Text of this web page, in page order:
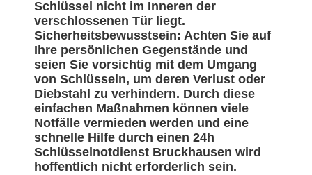
Schlüssel nicht im Inneren der
verschlossenen Tür liegt.
Sicherheitsbewusstsein: Achten Sie auf
Ihre persönlichen Gegenstände und
seien Sie vorsichtig mit dem Umgang
von Schlüsseln, um deren Verlust oder
Diebstahl zu verhindern. Durch diese
einfachen Maßnahmen können viele
Notfälle vermieden werden und eine
schnelle Hilfe durch einen 24h
Schlüsselnotdienst Bruckhausen wird
hoffentlich nicht erforderlich sein.